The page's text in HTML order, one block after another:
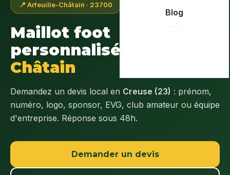
Blog
📍 Arfeuille-Châtain · 23700
Maillot foot
personnalisé à
Châtain
Demandez un devis local en Creuse (23) : prénom,
numéro, logo, sponsor, EVG, club amateur ou équipe
d'entreprise. Réponse sous 48h.
Demander un devis